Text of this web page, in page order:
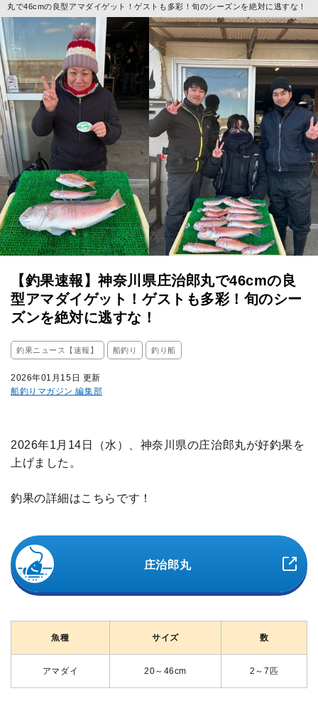
丸で46cmの良型アマダイゲット！ゲストも多彩！旬のシーズンを絶対に逃すな！
【釣果速報】神奈川県庄治郎丸で46cmの良
型アマダイゲット！ゲストも多彩！旬のシー
ズンを絶対に逃すな！
釣果ニュース【速報】 船釣り 釣り船
2026年01月15日 更新
船釣りマガジン 編集部
2026年1月14日（水）、神奈川県の庄治郎丸が好釣果を
上げました。
釣果の詳細はこちらです！
庄治郎丸
魚種 サイズ 数
アマダイ 20～46cm 2～7匹